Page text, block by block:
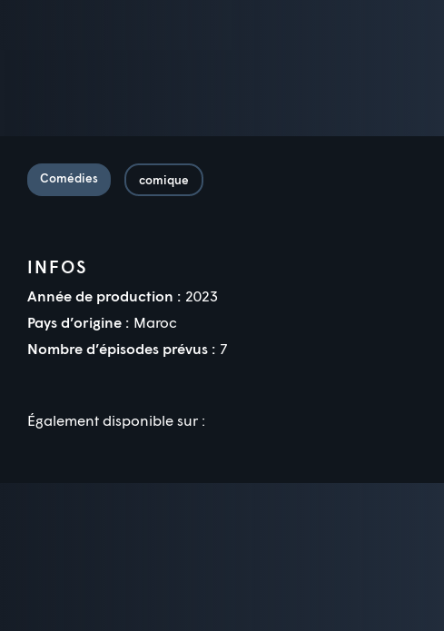
Comédies comique
INFOS
Année de production : 2023
Pays d’origine : Maroc
Nombre d’épisodes prévus : 7
Également disponible sur :